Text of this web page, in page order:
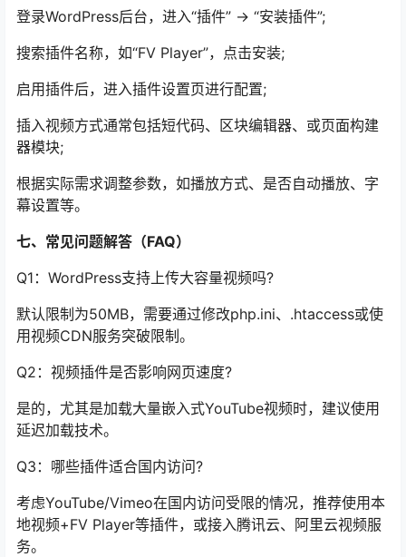
登录WordPress后台，进入“插件” → “安装插件”;
搜索插件名称，如“FV Player”，点击安装;
启用插件后，进入插件设置页进行配置;
插入视频方式通常包括短代码、区块编辑器、或页面构建
器模块;
根据实际需求调整参数，如播放方式、是否自动播放、字
幕设置等。
七、常见问题解答（FAQ）
Q1：WordPress支持上传大容量视频吗?
默认限制为50MB，需要通过修改php.ini、.htaccess或使
用视频CDN服务突破限制。
Q2：视频插件是否影响网页速度?
是的，尤其是加载大量嵌入式YouTube视频时，建议使用
延迟加载技术。
Q3：哪些插件适合国内访问?
考虑YouTube/Vimeo在国内访问受限的情况，推荐使用本
地视频+FV Player等插件，或接入腾讯云、阿里云视频服
务。